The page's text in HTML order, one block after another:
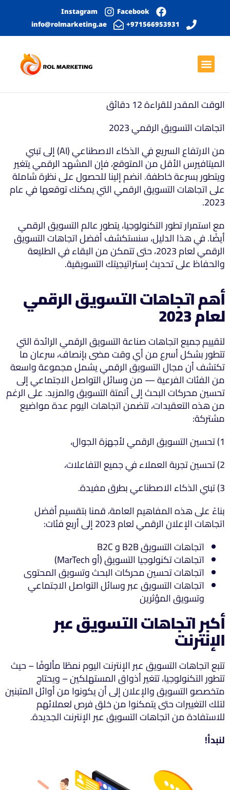
Facebook
Instagram
971566953931+
info@rolmarketing.ae
الوقت المقدر للقراءة12 دقائق
اتجاهات التسويق الرقمي 2023
من الارتفاع السريع في الذكاء الاصطناعي (AI) إلى تبني
الميتافيرس الأقل من المتوقع، فإن المشهد الرقمي يتغير
ويتطور بسرعة خاطفة. انضم إلينا للحصول على نظرة شاملة
على اتجاهات التسويق الرقمي التي يمكنك توقعها في عام
2023.
مع استمرار تطور التكنولوجيا، يتطور عالم التسويق الرقمي
أيضًا. في هذا الدليل، سنستكشف أفضل اتجاهات التسويق
الرقمي لعام 2023، حتى تتمكن من البقاء في الطليعة
والحفاظ على تحديث إستراتيجيتك التسويقية.
أهم اتجاهات التسويق الرقمي
لعام 2023
لتقييم جميع اتجاهات صناعة التسويق الرقمي الرائدة التي
تتطور بشكل أسرع من أي وقت مضى بإنصاف، سرعان ما
تكتشف أن مجال التسويق الرقمي يشمل مجموعة واسعة
من الفئات الفرعية — من وسائل التواصل الاجتماعي إلى
تحسين محركات البحث إلى أتمتة التسويق والمزيد. على الرغم
من هذه التعقيدات، تتضمن اتجاهات اليوم عدة مواضيع
مشتركة:
1) تحسين التسويق الرقمي لأجهزة الجوال،
2) تحسين تجربة العملاء في جميع التفاعلات،
3) تبني الذكاء الاصطناعي بطرق مفيدة.
بناءً على هذه المفاهيم العامة، قمنا بتقسيم أفضل
اتجاهات الإعلان الرقمي لعام 2023 إلى أربع فئات:
اتجاهات التسويق B2B و B2C
اتجاهات تكنولوجيا التسويق (أو MarTech)
اتجاهات تحسين محركات البحث وتسويق المحتوى
اتجاهات التسويق عبر وسائل التواصل الاجتماعي
وتسويق المؤثرين
أكبر اتجاهات التسويق عبر
الإنترنت
تتبع اتجاهات التسويق عبر الإنترنت اليوم نمطًا مألوفًا – حيث
تتطور التكنولوجيا، تتغير أذواق المستهلكين – ويحتاج
متخصصو التسويق والإعلان إلى أن يكونوا من أوائل المتبنين
لتلك التغييرات حتى يتمكنوا من خلق فرص لعملائهم
للاستفادة من اتجاهات التسويق عبر الإنترنت الجديدة.
لنبدأ!